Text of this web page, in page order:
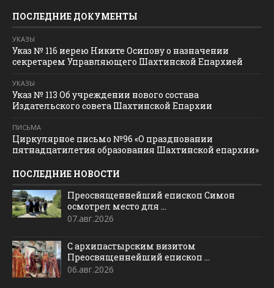
ПОСЛЕДНИЕ ДОКУМЕНТЫ
УКАЗЫ
Указ № 116 иерею Никите Осипову о назначении
секретарем Управляющего Шахтинской Епархией
УКАЗЫ
Указ № 113 Об учреждении нового состава
Издательского совета Шахтинской Епархии
ПИСЬМА
Циркулярное письмо №96 «О праздновании
пятнадцатилетия образования Шахтинской епархии»
ПОСЛЕДНИЕ НОВОСТИ
Преосвященнейший епископ Симон
осмотрел место для ...
07.авг.2026
С архипастырским визитом
Преосвященнейший епископ ...
06.авг.2026